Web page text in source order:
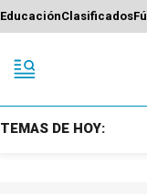
EducaciónClasificados
TEMAS DE HOY: